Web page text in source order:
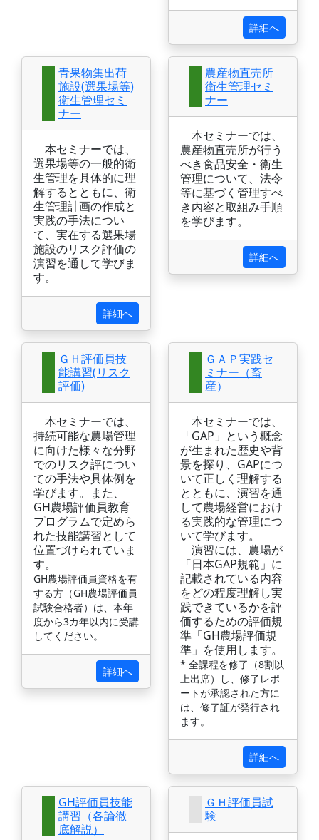
詳細へ
青果物集出荷
施設(選果場等)
衛生管理セミ
ナー
本セミナーでは、
選果場等の一般的衛
生管理を具体的に理
解するとともに、衛
生管理計画の作成と
実践の手法につい
て、実在する選果場
施設のリスク評価の
演習を通して学びま
す。
詳細へ
農産物直売所
衛生管理セミ
ナー
本セミナーでは、
農産物直売所が行う
べき食品安全・衛生
管理について、法令
等に基づく管理すべ
き内容と取組み手順
を学びます。
詳細へ
ＧＨ評価員技
能講習(リスク
評価)
本セミナーでは、
持続可能な農場管理
に向けた様々な分野
でのリスク評につい
ての手法や具体例を
学びます。また、
GH農場評価員教育
プログラムで定めら
れた技能講習として
位置づけられていま
す。
GH農場評価員資格を有
する方（GH農場評価員
試験合格者）は、本年
度から3カ年以内に受講
してください。
詳細へ
ＧＡＰ実践セ
ミナー（畜
産）
本セミナーでは、
「GAP」という概念
が生まれた歴史や背
景を探り、GAPにつ
いて正しく理解する
とともに、演習を通
して農場経営におけ
る実践的な管理につ
いて学びます。
演習には、農場が
「日本GAP規範」に
記載されている内容
をどの程度理解し実
践できているかを評
価するための評価規
準「GH農場評価規
準」を使用します。
* 全課程を修了（8割以
上出席）し、修了レポ
ートが承認された方に
は、修了証が発行され
ます。
詳細へ
GH評価員技能
講習（各論徹
底解説）
ＧＨ評価員試
験